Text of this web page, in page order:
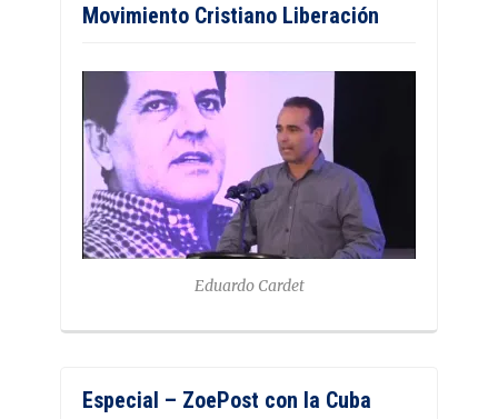
Movimiento Cristiano Liberación
Eduardo Cardet
Especial – ZoePost con la Cuba